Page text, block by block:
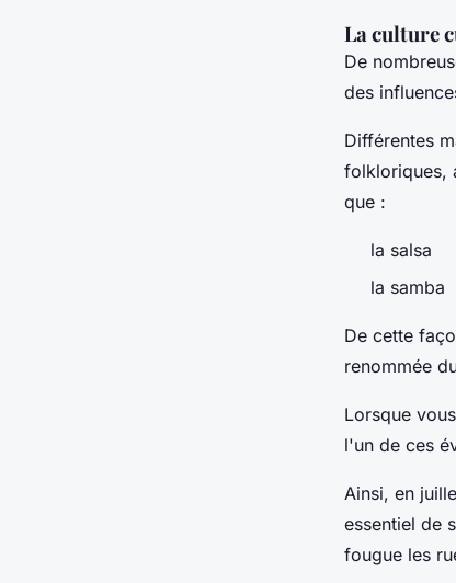
La culture
De
des
Différentes
folkloriques,
que :
la salsa
la samba
De cette
renommée
Lorsque
l'un de ces
Ainsi, en
essentiel de
fougue les